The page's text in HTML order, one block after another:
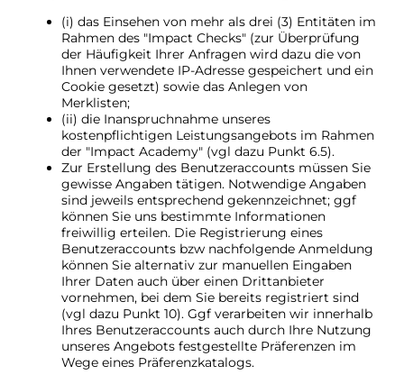
(i) das Einsehen von mehr als drei (3) Entitäten im
Rahmen des "Impact Checks" (zur Überprüfung
der Häufigkeit Ihrer Anfragen wird dazu die von
Ihnen verwendete IP-Adresse gespeichert und ein
Cookie gesetzt) sowie das Anlegen von
Merklisten;
(ii) die Inanspruchnahme unseres
kostenpflichtigen Leistungsangebots im Rahmen
der "Impact Academy" (vgl dazu Punkt 6.5).
Zur Erstellung des Benutzeraccounts müssen Sie
gewisse Angaben tätigen. Notwendige Angaben
sind jeweils entsprechend gekennzeichnet; ggf
können Sie uns bestimmte Informationen
freiwillig erteilen. Die Registrierung eines
Benutzeraccounts bzw nachfolgende Anmeldung
können Sie alternativ zur manuellen Eingaben
Ihrer Daten auch über einen Drittanbieter
vornehmen, bei dem Sie bereits registriert sind
(vgl dazu Punkt 10). Ggf verarbeiten wir innerhalb
Ihres Benutzeraccounts auch durch Ihre Nutzung
unseres Angebots festgestellte Präferenzen im
Wege eines Präferenzkatalogs.